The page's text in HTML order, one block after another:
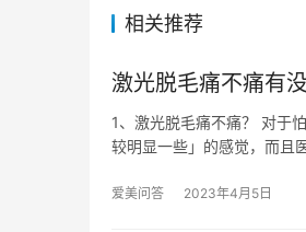
相关推荐
激光脱毛痛不痛有
1、激光脱毛痛不痛？ 对于
较明显一些」的感觉，而且
爱美问答 2023年4月5日